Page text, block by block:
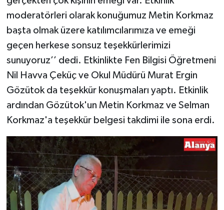
moderatörleri olarak konuğumuz Metin Korkmaz
başta olmak üzere katılımcılarımıza ve emeği
geçen herkese sonsuz teşekkürlerimizi
sunuyoruz’’ dedi. Etkinlikte Fen Bilgisi Öğretmeni
Nil Havva Çeküç ve Okul Müdürü Murat Ergin
Gözütok da teşekkür konuşmaları yaptı. Etkinlik
ardından Gözütok'un Metin Korkmaz ve Selman
Korkmaz'a teşekkür belgesi takdimi ile sona erdi.